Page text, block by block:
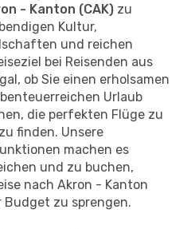
- Kanton (CAK) zu
Kultur,
und reichen
bei Reisenden aus
ob Sie einen erholsamen
Urlaub
die perfekten Flüge zu
finden. Unsere
machen es
und zu buchen,
nach Akron - Kanton
Budget zu sprengen.